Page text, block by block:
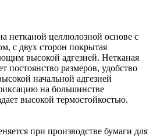
нетканой целлюлозной основе с
с двух сторон покрытая
высокой адгезией. Нетканая
постоянство размеров, удобство
начальной адгезией
на большинстве
высокой термостойкостью.
при производстве бумаги для